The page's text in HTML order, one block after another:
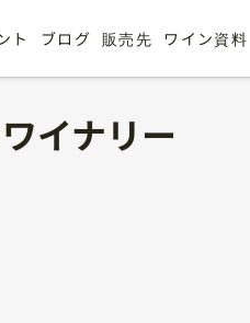
ト ブログ 販売先 ワイン資料
イナリー